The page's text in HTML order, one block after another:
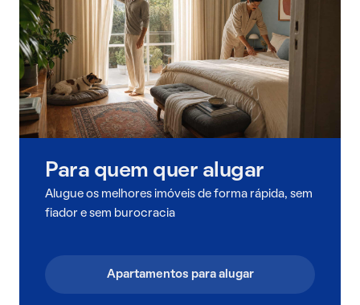
Para quem quer alugar
Alugue os melhores imóveis de forma rápida, sem
fiador e sem burocracia
Apartamentos para alugar